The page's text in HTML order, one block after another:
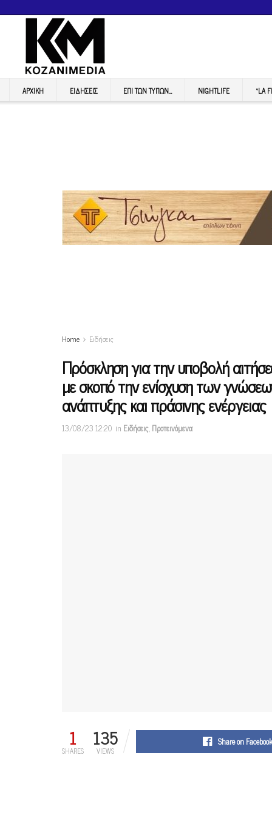
ΑΡΧΙΚΉ ΕΙΔΉΣΕΙΣ ΕΠI ΤΩΝ ΤΥΠΩΝ… NIGHTLIFE “LA
Home Ειδήσεις
Πρόσκληση για την υποβολή
με σκοπό την ενίσχυση των
ανάπτυξης και πράσινης ενέργειας
13/08/23 12:20 in Ειδήσεις,Προτεινόμενα
1
SHARES 135
VIEWS
Share on